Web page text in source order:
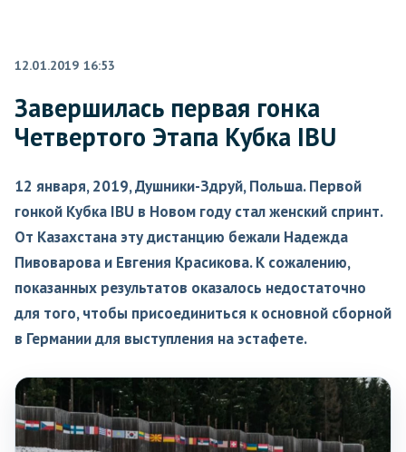
12.01.2019 16:53
Завершилась первая гонка
Четвертого Этапа Кубка IBU
12 января, 2019, Душники-Здруй, Польша. Первой
гонкой Кубка IBU в Новом году стал женский спринт.
От Казахстана эту дистанцию бежали Надежда
Пивоварова и Евгения Красикова. К сожалению,
показанных результатов оказалось недостаточно
для того, чтобы присоединиться к основной сборной
в Германии для выступления на эстафете.